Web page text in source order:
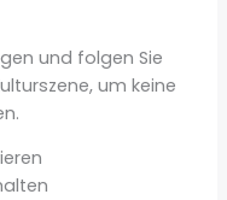
und folgen Sie
um keine